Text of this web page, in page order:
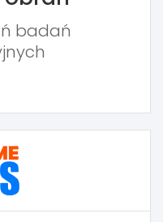
badań